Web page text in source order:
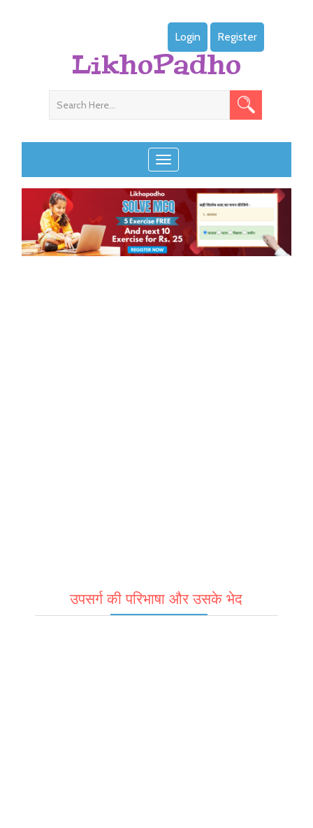
Login Register
LikhoPadho
Toggle navigation
उपसर्ग की परिभाषा और उसके भेद